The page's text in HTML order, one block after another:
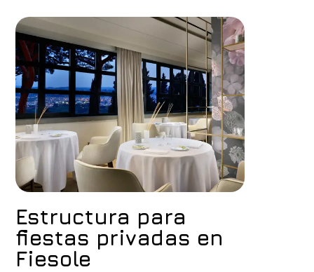
Estructura para
fiestas privadas en
Fiesole